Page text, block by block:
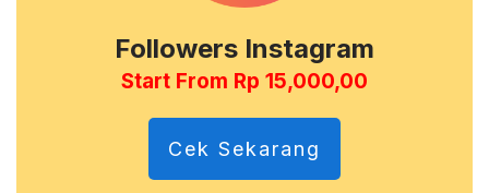
Followers Instagram
Start From Rp 15,000,00
Cek Sekarang